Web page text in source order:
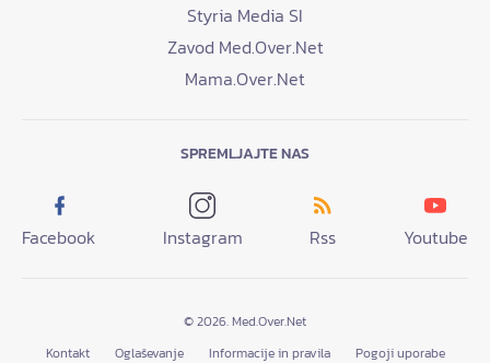
Styria Media SI
Zavod Med.Over.Net
Mama.Over.Net
SPREMLJAJTE NAS
Facebook Instagram Rss Youtube
© 2026. Med.Over.Net
Kontakt
Oglaševanje Informacije in pravila Pogoji uporabe